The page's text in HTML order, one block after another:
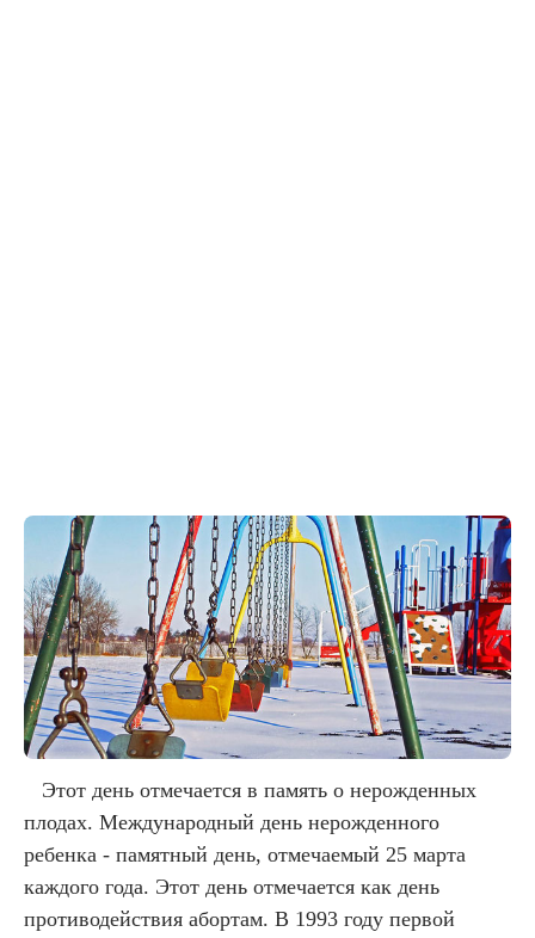
Этот день отмечается в память о нерожденных
плодах. Международный день нерожденного
ребенка - памятный день, отмечаемый 25 марта
каждого года. Этот день отмечается как день
противодействия абортам. В 1993 году первой